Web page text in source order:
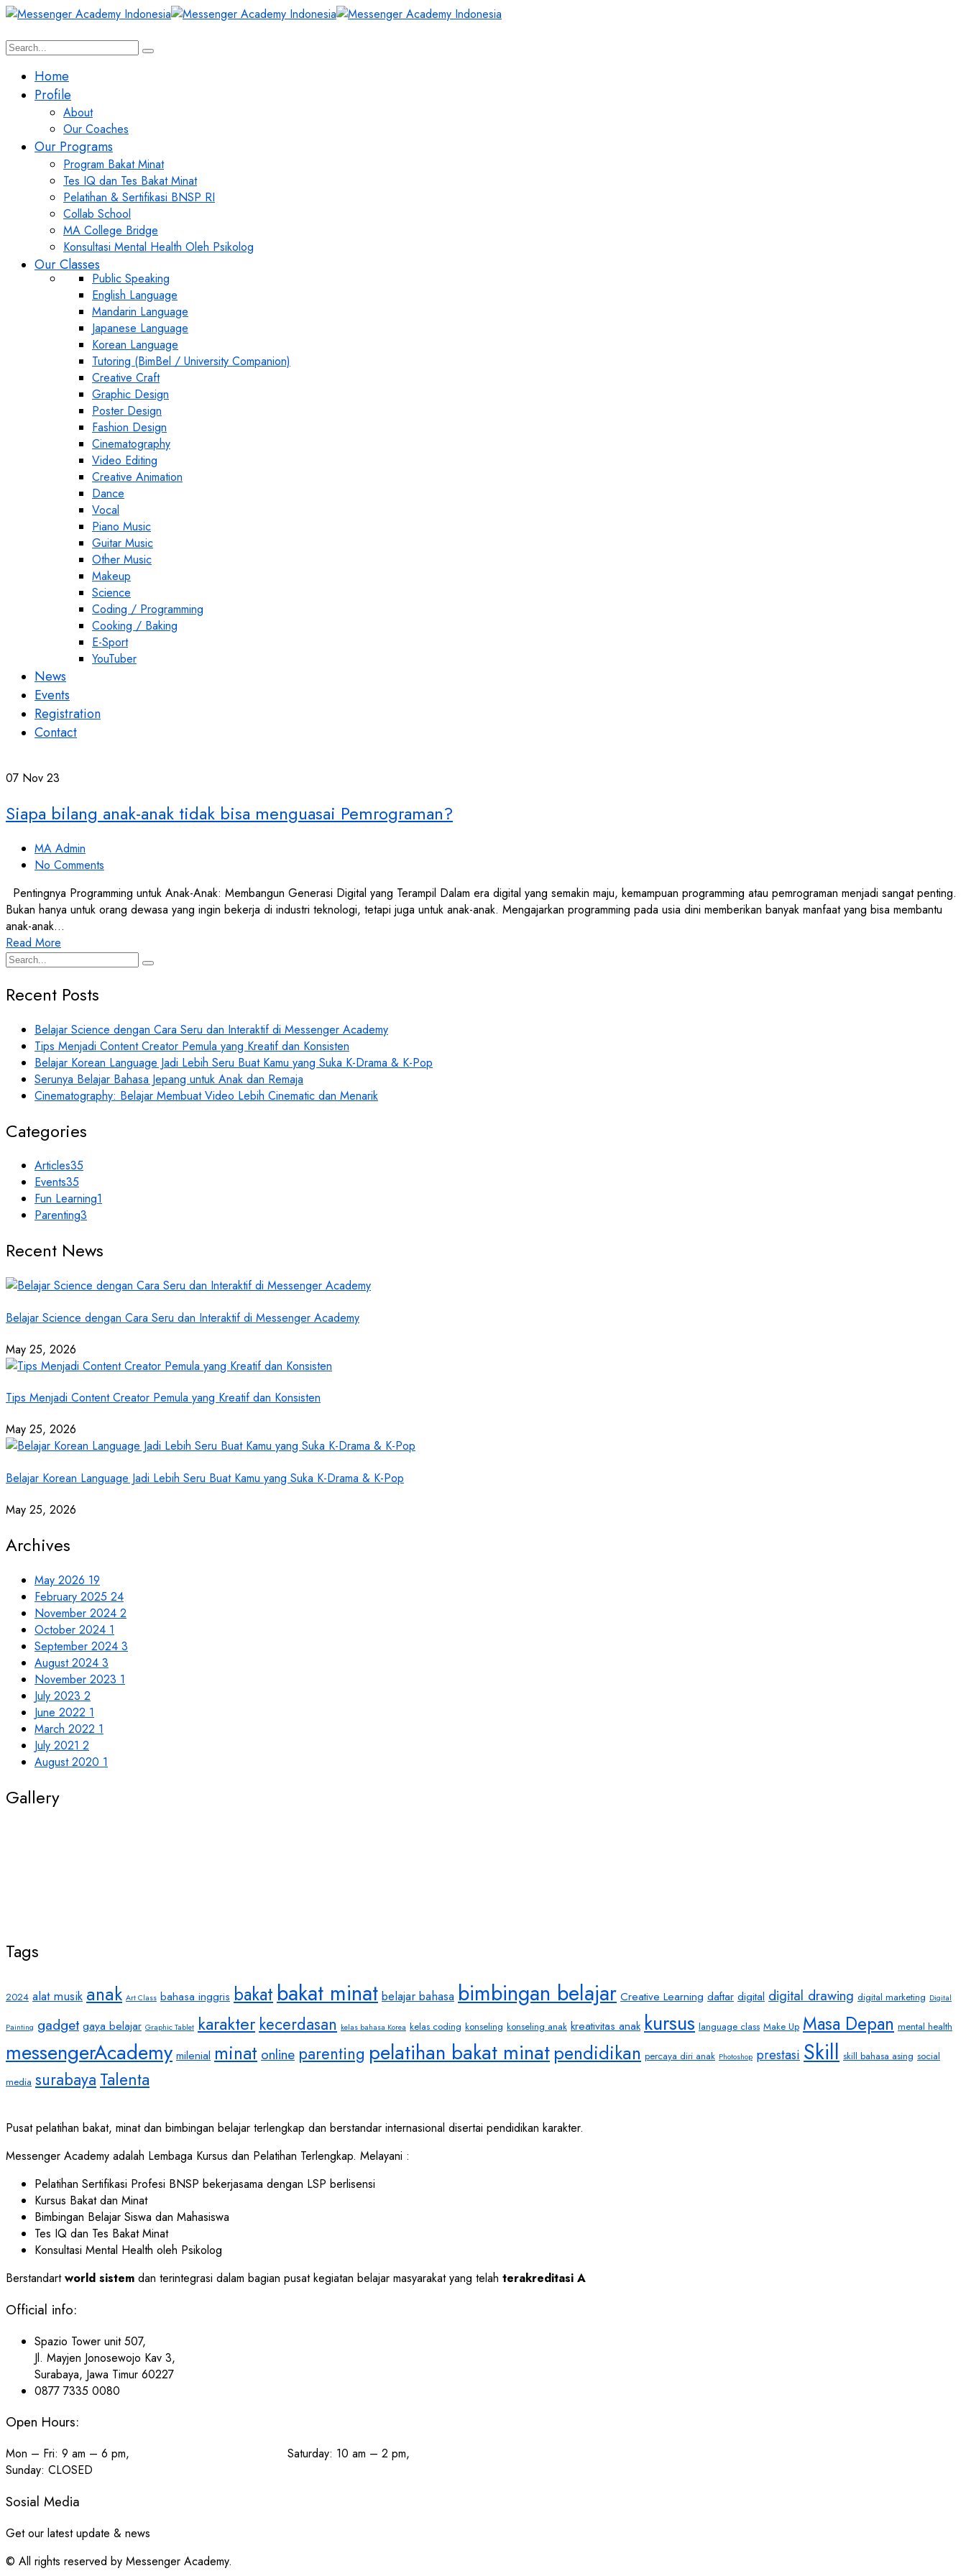
Home
Profile
About
Our Coaches
Our Programs
Program Bakat Minat
Tes IQ dan Tes Bakat Minat
Pelatihan & Sertifikasi BNSP RI
Collab School
MA College Bridge
Konsultasi Mental Health Oleh Psikolog
Our Classes
Public Speaking
English Language
Mandarin Language
Japanese Language
Korean Language
Tutoring (BimBel / University Companion)
Creative Craft
Graphic Design
Poster Design
Fashion Design
Cinematography
Video Editing
Creative Animation
Dance
Vocal
Piano Music
Guitar Music
Other Music
Makeup
Science
Coding / Programming
Cooking / Baking
E-Sport
YouTuber
News
Events
Registration
Contact
07 Nov 23
Siapa bilang anak-anak tidak bisa menguasai Pemrograman?
MA Admin
No Comments
Pentingnya Programming untuk Anak-Anak: Membangun Generasi Digital yang Terampil Dalam era digital yang semakin maju, kemampuan programming atau pemrograman menjadi sangat penting.
Bukan hanya untuk orang dewasa yang ingin bekerja di industri teknologi, tetapi juga untuk anak-anak. Mengajarkan programming pada usia dini memberikan banyak manfaat yang bisa membantu
anak-anak…
Read More
Recent Posts
Belajar Science dengan Cara Seru dan Interaktif di Messenger Academy
Tips Menjadi Content Creator Pemula yang Kreatif dan Konsisten
Belajar Korean Language Jadi Lebih Seru Buat Kamu yang Suka K-Drama & K-Pop
Serunya Belajar Bahasa Jepang untuk Anak dan Remaja
Cinematography: Belajar Membuat Video Lebih Cinematic dan Menarik
Categories
Articles35
Events35
Fun Learning1
Parenting3
Recent News
Belajar Science dengan Cara Seru dan Interaktif di Messenger Academy
May 25, 2026
Tips Menjadi Content Creator Pemula yang Kreatif dan Konsisten
May 25, 2026
Belajar Korean Language Jadi Lebih Seru Buat Kamu yang Suka K-Drama & K-Pop
May 25, 2026
Archives
May 2026 19
February 2025 24
November 2024 2
October 2024 1
September 2024 3
August 2024 3
November 2023 1
July 2023 2
June 2022 1
March 2022 1
July 2021 2
August 2020 1
Gallery
Tags
2024 alat musik anak Art Class bahasa inggris bakat bakat minat belajar bahasa bimbingan belajar Creative Learning daftar digital digital drawing digital marketing Digital
Painting gadget gaya belajar Graphic Tablet karakter kecerdasan kelas bahasa Korea kelas coding konseling konseling anak kreativitas anak kursus language class Make Up Masa Depan mental health
messengerAcademy milenial minat online parenting pelatihan bakat minatpendidikan percaya diri anak Photoshop prestasi Skill skill bahasa asing social
media surabaya Talenta
Pusat pelatihan bakat, minat dan bimbingan belajar terlengkap dan berstandar internasional disertai pendidikan karakter.
Messenger Academy adalah Lembaga Kursus dan Pelatihan Terlengkap. Melayani :
Pelatihan Sertifikasi Profesi BNSP bekerjasama dengan LSP berlisensi
Kursus Bakat dan Minat
Bimbingan Belajar Siswa dan Mahasiswa
Tes IQ dan Tes Bakat Minat
Konsultasi Mental Health oleh Psikolog
Berstandartworld sistem dan terintegrasi dalam bagian pusat kegiatan belajar masyarakat yang telah terakreditasi A
Official info:
Spazio Tower unit 507,
Jl. Mayjen Jonosewojo Kav 3,
Surabaya, Jawa Timur 60227
0877 7335 0080
Open Hours:
Mon – Fri: 9 am – 6 pm, Saturday: 10 am – 2 pm,
Sunday: CLOSED
Sosial Media
Get our latest update & news
© All rights reserved by Messenger Academy.